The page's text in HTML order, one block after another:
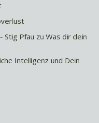
Stig Pfau zu Was dir dein
Intelligenz und Dein